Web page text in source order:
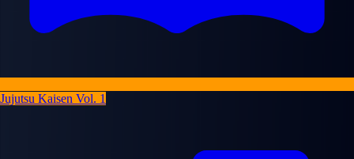
Jujutsu Kaisen Vol. 1